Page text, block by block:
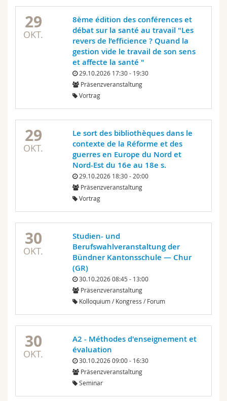
29
OKT.
8ème édition des conférences et
débat sur la santé au travail "Les
revers de l’efficience ? Quand la
gestion vide le travail de son sens
et affecte la santé "
29.10.2026 17:30 - 19:30
Präsenzveranstaltung
Vortrag
29
OKT.
Le sort des bibliothèques dans le
contexte de la Réforme et des
guerres en Europe du Nord et
Nord-Est du 16e au 18e s.
29.10.2026 18:30 - 20:00
Präsenzveranstaltung
Vortrag
30
OKT.
Studien- und
Berufswahlveranstaltung der
Bündner Kantonsschule — Chur
(GR)
30.10.2026 08:45 - 13:00
Präsenzveranstaltung
Kolloquium / Kongress / Forum
30
OKT.
A2 - Méthodes d'enseignement et
évaluation
30.10.2026 09:00 - 16:30
Präsenzveranstaltung
Seminar